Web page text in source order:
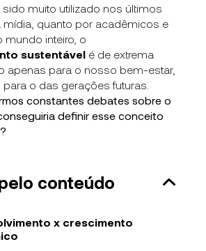
muito utilizado nos últimos
mídia, quanto por acadêmicos e
mundo inteiro, o
sustentável é de extrema
apenas para o nosso bem-estar,
o das gerações futuras.
constantes debates sobre o
definir esse conceito
conteúdo
x crescimento